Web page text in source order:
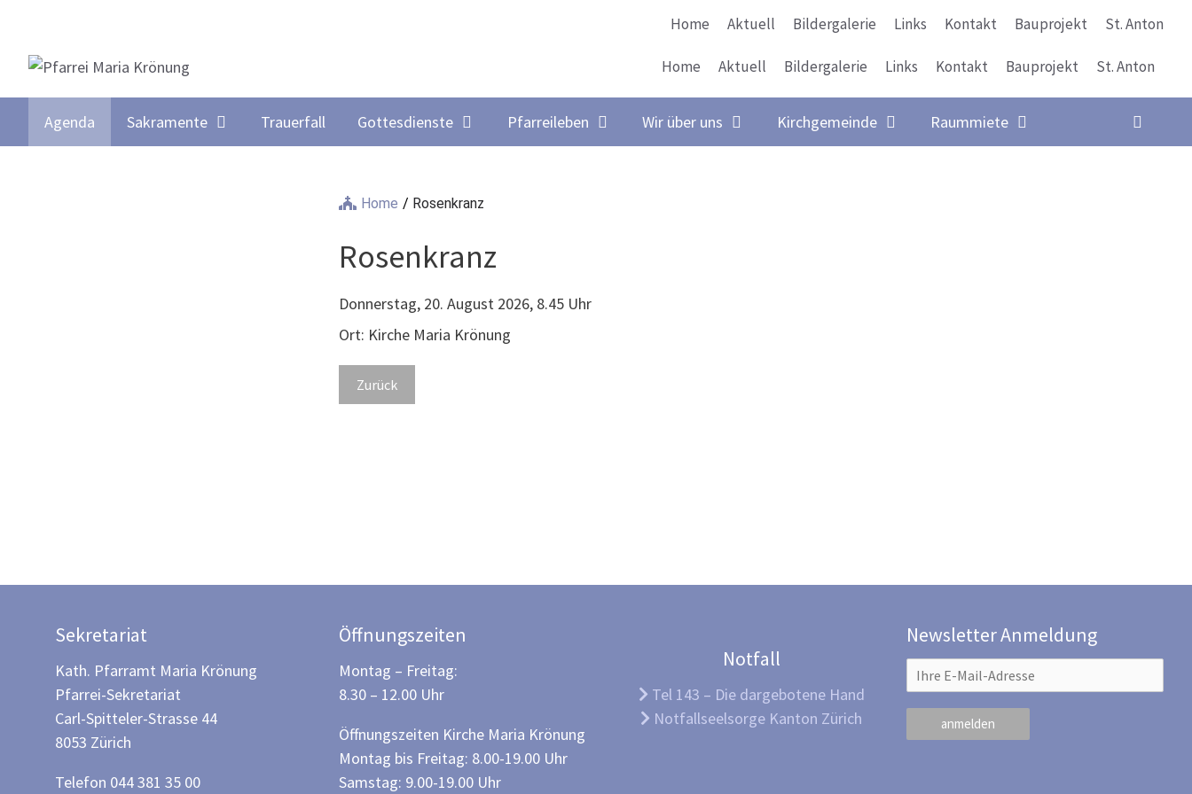
Inhalt
Home Aktuell Bildergalerie Links Kontakt Bauprojekt St. Anton
Home Aktuell Bildergalerie Links Kontakt Bauprojekt St. Anton
Agenda Sakramente Trauerfall Gottesdienste Pfarreileben Wir über uns Kirchgemeinde Raummiete
Home / Rosenkranz
Rosenkranz
Donnerstag, 20. August 2026, 8.45 Uhr
Ort: Kirche Maria Krönung
Zurück
Sekretariat
Kath. Pfarramt Maria Krönung
Pfarrei-Sekretariat
Carl-Spitteler-Strasse 44
8053 Zürich
Telefon 044 381 35 00
Öffnungszeiten
Montag – Freitag:
8.30 – 12.00 Uhr
Öffnungszeiten Kirche Maria Krönung
Montag bis Freitag: 8.00-19.00 Uhr
Samstag: 9.00-19.00 Uhr
Notfall
Tel 143 – Die dargebotene Hand
Notfallseelsorge Kanton Zürich
Newsletter Anmeldung